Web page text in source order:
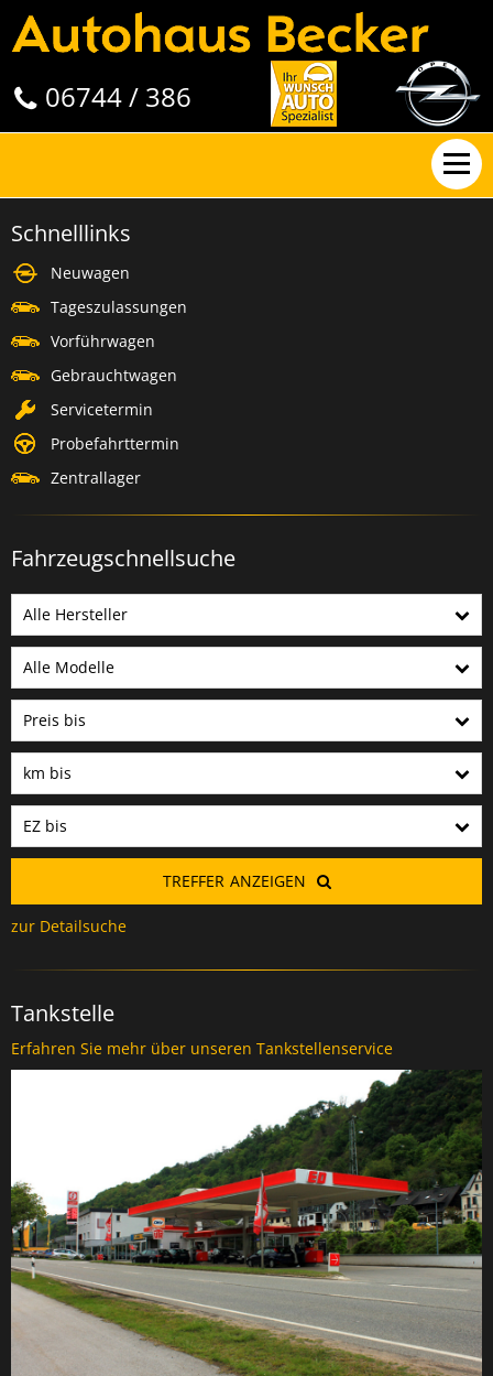
06744 / 386
Schnelllinks
Neuwagen
Tageszulassungen
Vorführwagen
Gebrauchtwagen
Servicetermin
Probefahrttermin
Zentrallager
Fahrzeugschnellsuche
Alle Hersteller
Alle Modelle
Preis bis
km bis
EZ bis
TREFFER ANZEIGEN
zur Detailsuche
Tankstelle
Erfahren Sie mehr über unseren Tankstellenservice